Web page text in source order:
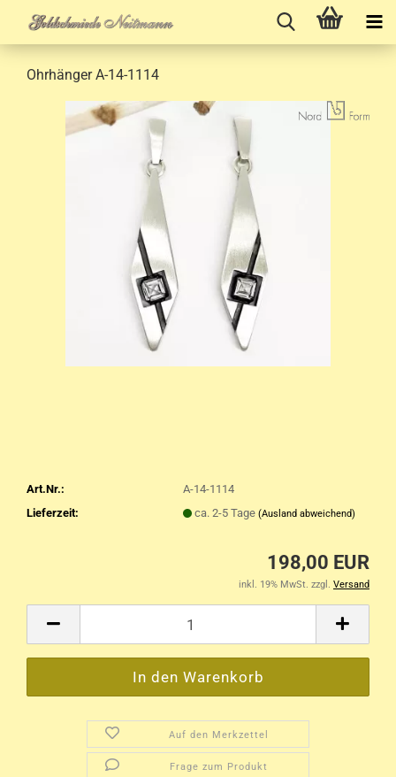
Ohrhänger A-14-1114
Art.Nr.:
A-14-1114
Lieferzeit:
ca. 2-5 Tage (Ausland abweichend)
198,00 EUR
inkl. 19% MwSt. zzgl. Versand
Auf den Merkzettel
Frage zum Produkt